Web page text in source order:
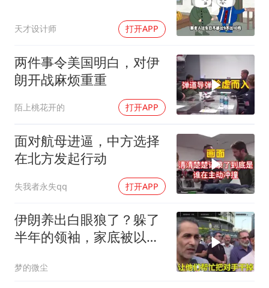
天才设计师 打开APP
两件事令美国明白，对伊
朗开战麻烦重重
陌上桃花开的 打开APP
面对航母进逼，中方选择
在北方发起行动
失我者永失qq 打开APP
伊朗养出白眼狼了？躲了
半年的领袖，家底被以色
梦的微尘